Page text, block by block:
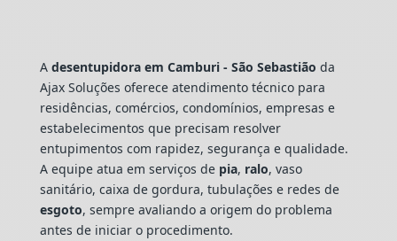
A desentupidora em Camburi - São Sebastião da
Ajax Soluções oferece atendimento técnico para
residências, comércios, condomínios, empresas e
estabelecimentos que precisam resolver
entupimentos com rapidez, segurança e qualidade.
A equipe atua em serviços de pia, ralo, vaso
sanitário, caixa de gordura, tubulações e redes de
esgoto, sempre avaliando a origem do problema
antes de iniciar o procedimento.